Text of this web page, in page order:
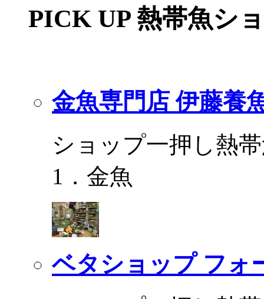
PICK UP 熱帯魚シ
金魚専門店 伊藤養
ショップ一押し熱
1．金魚
ベタショップ フォ